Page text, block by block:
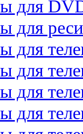
для
для
для
для
для
для